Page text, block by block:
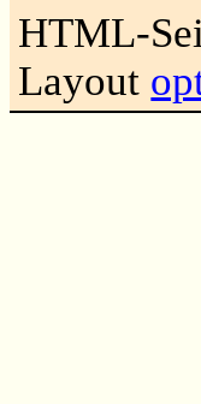
HTML-
Layout